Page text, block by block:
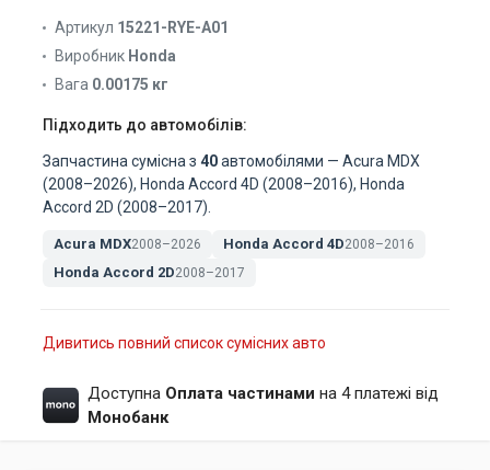
Артикул 15221-RYE-A01
Виробник Honda
Вага 0.00175 кг
Підходить до автомобілів:
Запчастина сумісна з 40автомобілями — Acura MDX
(2008–2026), Honda Accord 4D (2008–2016), Honda
Accord 2D (2008–2017).
Acura MDX2008–2026 Honda Accord 4D2008–2016
Honda Accord 2D2008–2017
Дивитись повний список сумісних авто
Доступна Оплата частинами на 4 платежі від
Монобанк